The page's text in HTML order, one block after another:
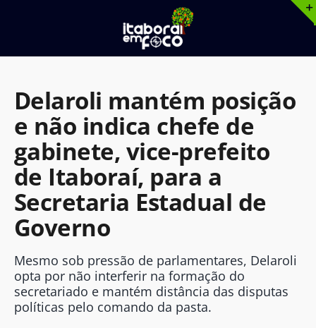
o
Delaroli mantém posição
e não indica chefe de
gabinete, vice-prefeito
de Itaboraí, para a
Secretaria Estadual de
Governo
Mesmo sob pressão de parlamentares, Delaroli
opta por não interferir na formação do
secretariado e mantém distância das disputas
políticas pelo comando da pasta.